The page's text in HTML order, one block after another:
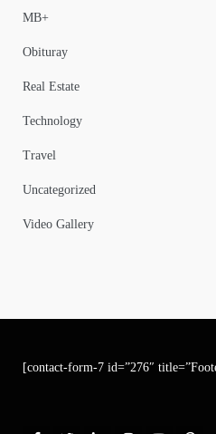
MB+
Obituray
Real Estate
Technology
Travel
Uncategorized
Video Gallery
[contact-form-7 id=”276″